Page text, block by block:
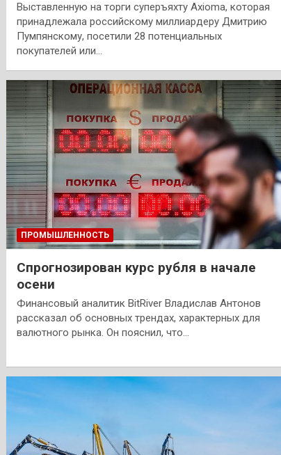
Выставленную на торги суперъяхту Axioma, которая
принадлежала российскому миллиардеру Дмитрию
Пумпянскому, посетили 28 потенциальных
покупателей или…
ПРОМЫШЛЕННОСТЬ
Спрогнозирован курс рубля в начале
осени
Финансовый аналитик BitRiver Владислав Антонов
рассказал об основных трендах, характерных для
валютного рынка. Он пояснил, что…